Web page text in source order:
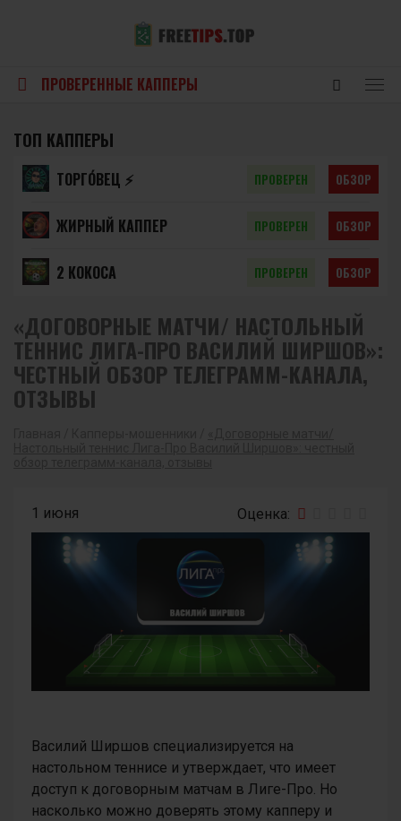
ПРОВЕРЕННЫЕ КАППЕРЫ
ТОП КАППЕРЫ
ТОРГО́ВЕЦ ⚡️ ПРОВЕРЕН ОБЗОР
ЖИРНЫЙ КАППЕР ПРОВЕРЕН ОБЗОР
2 КОКОСА ПРОВЕРЕН ОБЗОР
«ДОГОВОРНЫЕ МАТЧИ/ НАСТОЛЬНЫЙ
ТЕННИС ЛИГА-ПРО ВАСИЛИЙ ШИРШОВ»:
ЧЕСТНЫЙ ОБЗОР ТЕЛЕГРАММ-КАНАЛА,
ОТЗЫВЫ
1 июня
Василий Ширшов специализируется на
настольном теннисе и утверждает, что имеет
доступ к договорным матчам в Лиге-Про. Но
насколько можно доверять этому капперу и